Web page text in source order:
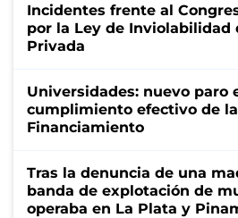
Incidentes frente al
por la Ley de Inviolabilidad
Privada
Universidades: nuevo paro
cumplimiento efectivo de
Financiamiento
Tras la denuncia de una
banda de explotación de
operaba en La Plata y